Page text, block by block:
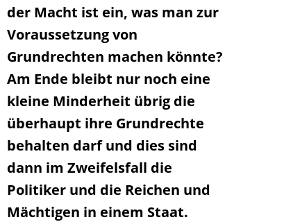
der Macht ist ein, was man zur
Voraussetzung von
Grundrechten machen könnte?
Am Ende bleibt nur noch eine
kleine Minderheit übrig die
überhaupt ihre Grundrechte
behalten darf und dies sind
dann im Zweifelsfall die
Politiker und die Reichen und
Mächtigen in einem Staat.